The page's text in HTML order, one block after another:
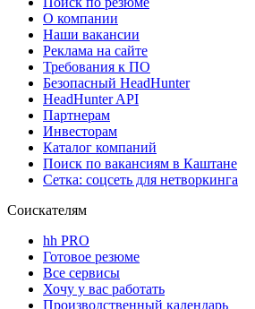
О компании
Наши вакансии
Реклама на сайте
Требования к ПО
Безопасный HeadHunter
HeadHunter API
Партнерам
Инвесторам
Каталог компаний
Поиск по вакансиям в Каштане
Сетка: соцсеть для нетворкинга
Соискателям
hh PRO
Готовое резюме
Все сервисы
Хочу у вас работать
Производственный календарь